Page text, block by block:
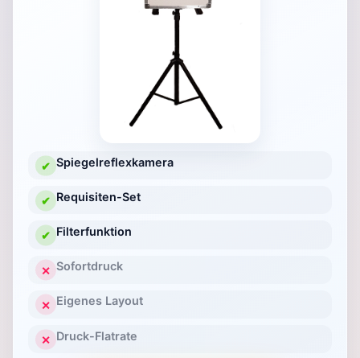
✔ Spiegelreflexkamera
✔ Requisiten-Set
✔ Filterfunktion
✕ Sofortdruck
✕ Eigenes Layout
✕ Druck-Flatrate